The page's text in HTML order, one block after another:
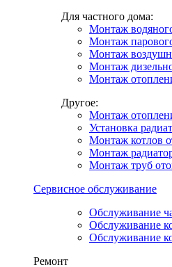
Для частного дома:
Монтаж
Монтаж
Монтаж
Монтаж
Монтаж
Другое:
Монтаж
Установка
Монтаж котлов
Монтаж
Монтаж труб
Сервисное обслуживание
Обслуживание
Обслуживание
Обслуживание
Ремонт